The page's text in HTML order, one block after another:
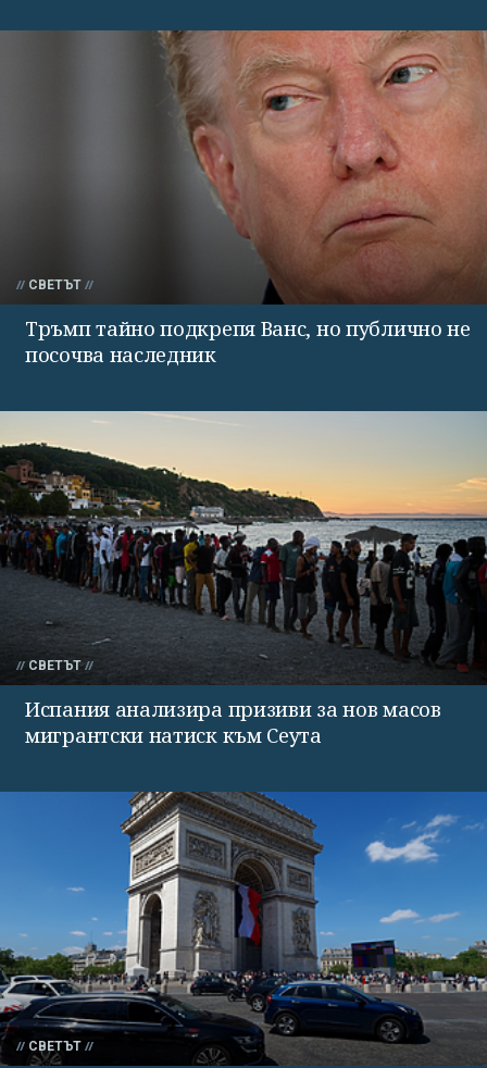
СВЕТЪТ
Тръмп тайно подкрепя Ванс, но публично не
посочва наследник
СВЕТЪТ
Испания анализира призиви за нов масов
мигрантски натиск към Сеута
СВЕТЪТ